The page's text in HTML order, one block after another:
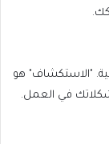
"الاستكشاف" هو
في العمل.